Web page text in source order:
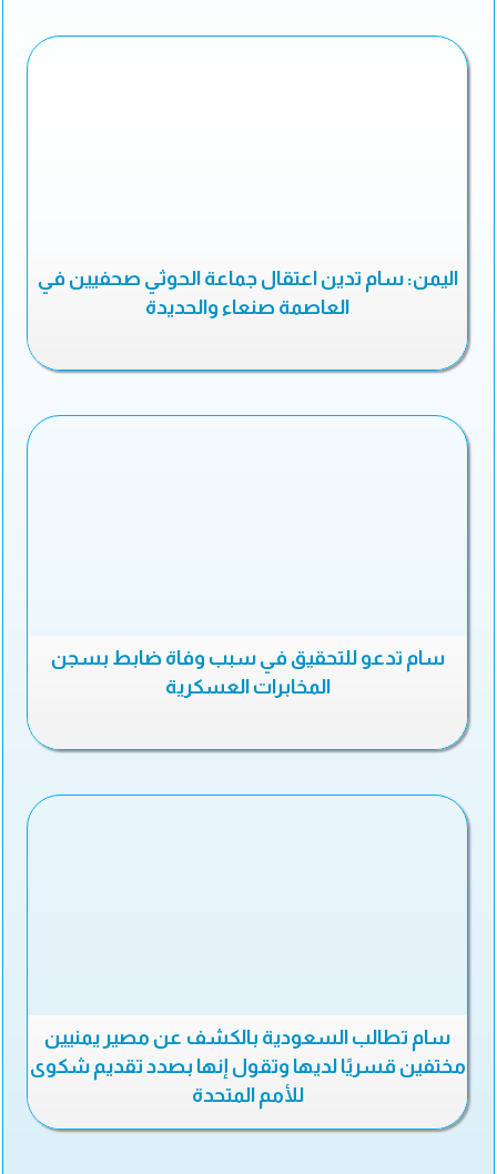
اليمن: سام تدين اعتقال جماعة الحوثي صحفيين في
العاصمة صنعاء والحديدة
سام تدعو للتحقيق في سبب وفاة ضابط بسجن
المخابرات العسكرية
سام تطالب السعودية بالكشف عن مصير يمنيين
مختفين قسريًا لديها وتقول إنها بصدد تقديم شكوى
للأمم المتحدة